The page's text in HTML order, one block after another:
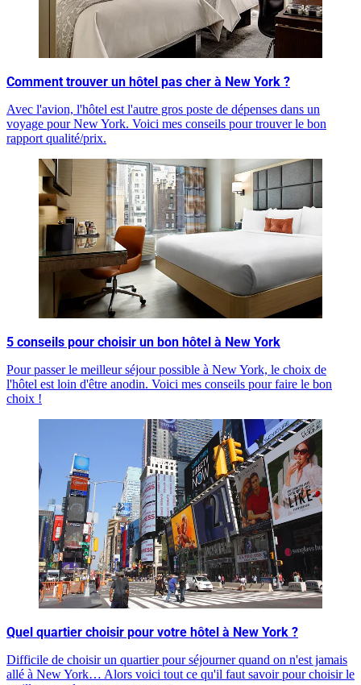
Comment trouver un hôtel pas cher à New York ?
Avec l'avion, l'hôtel est l'autre gros poste de dépenses dans un
voyage pour New York. Voici mes conseils pour trouver le bon
rapport qualité/prix.
5 conseils pour choisir un bon hôtel à New York
Pour passer le meilleur séjour possible à New York, le choix de
l'hôtel est loin d'être anodin. Voici mes conseils pour faire le bon
choix !
Quel quartier choisir pour votre hôtel à New York ?
Difficile de choisir un quartier pour séjourner quand on n'est jamais
allé à New York… Alors voici tout ce qu'il faut savoir pour choisir le